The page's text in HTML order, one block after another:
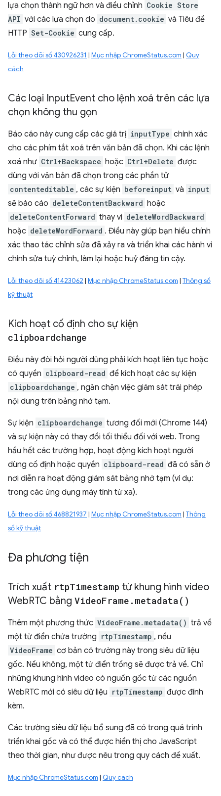
lựa chọn thành ngữ hơn và điều chỉnh Cookie Store
API với các lựa chọn do document.cookie và Tiêu đề
HTTP Set-Cookie cung cấp.
Lỗi theo dõi số 430926231 | Mục nhập ChromeStatus.com | Quy
cách
Các loại InputEvent cho lệnh xoá trên các lựa
chọn không thu gọn
Báo cáo này cung cấp các giá trị inputType chính xác
cho các phím tắt xoá trên văn bản đã chọn. Khi các lệnh
xoá như Ctrl+Backspace hoặc Ctrl+Delete được
dùng với văn bản đã chọn trong các phần tử
contenteditable , các sự kiện beforeinput và input
sẽ báo cáo deleteContentBackward hoặc
deleteContentForward thay vì deleteWordBackward
hoặc deleteWordForward . Điều này giúp bạn hiểu chính
xác thao tác chỉnh sửa đã xảy ra và triển khai các hành vi
chỉnh sửa tuỳ chỉnh, làm lại hoặc huỷ đáng tin cậy.
Lỗi theo dõi số 41423062 | Mục nhập ChromeStatus.com | Thông số
kỹ thuật
Kích hoạt cố định cho sự kiện
clipboardchange
Điều này đòi hỏi người dùng phải kích hoạt liên tục hoặc
có quyền clipboard-read để kích hoạt các sự kiện
clipboardchange , ngăn chặn việc giám sát trái phép
nội dung trên bảng nhớ tạm.
Sự kiện clipboardchange tương đối mới (Chrome 144)
và sự kiện này có thay đổi tối thiểu đối với web. Trong
hầu hết các trường hợp, hoạt động kích hoạt người
dùng cố định hoặc quyền clipboard-read đã có sẵn ở
nơi diễn ra hoạt động giám sát bảng nhớ tạm (ví dụ:
trong các ứng dụng máy tính từ xa).
Lỗi theo dõi số 468821937 | Mục nhập ChromeStatus.com | Thông
số kỹ thuật
Đa phương tiện
Trích xuất rtpTimestamp từ khung hình video
WebRTC bằng VideoFrame . metadata( )
Thêm một phương thức VideoFrame.metadata() trả về
một từ điển chứa trường rtpTimestamp , nếu
VideoFrame cơ bản có trường này trong siêu dữ liệu
gốc. Nếu không, một từ điển trống sẽ được trả về. Chỉ
những khung hình video có nguồn gốc từ các nguồn
WebRTC mới có siêu dữ liệu rtpTimestamp được đính
kèm.
Các trường siêu dữ liệu bổ sung đã có trong quá trình
triển khai gốc và có thể được hiển thị cho JavaScript
theo thời gian, như được nêu trong quy cách đề xuất.
Mục nhập ChromeStatus.com | Quy cách